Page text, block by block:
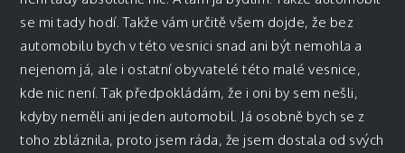
se mi tady hodí. Takže vám určitě všem dojde, že bez
automobilu bych v této vesnici snad ani být nemohla a
nejenom já, ale i ostatní obyvatelé této malé vesnice,
kde nic není. Tak předpokládám, že i oni by sem nešli,
kdyby neměli ani jeden automobil. Já osobně bych se z
toho zbláznila, proto jsem ráda, že jsem dostala od svých